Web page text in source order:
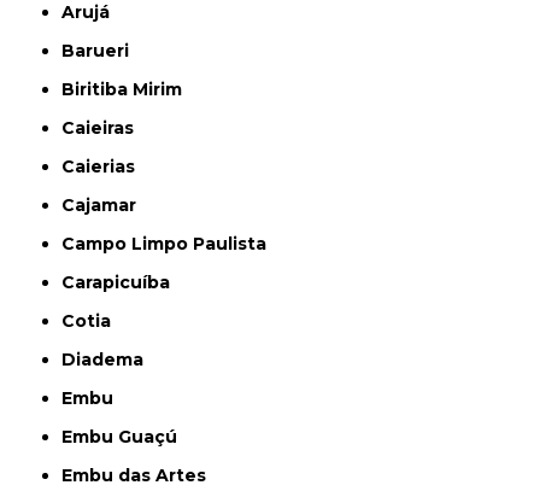
Arujá
Barueri
Biritiba Mirim
Caieiras
Caierias
Cajamar
Campo Limpo Paulista
Carapicuíba
Cotia
Diadema
Embu
Embu Guaçú
Embu das Artes